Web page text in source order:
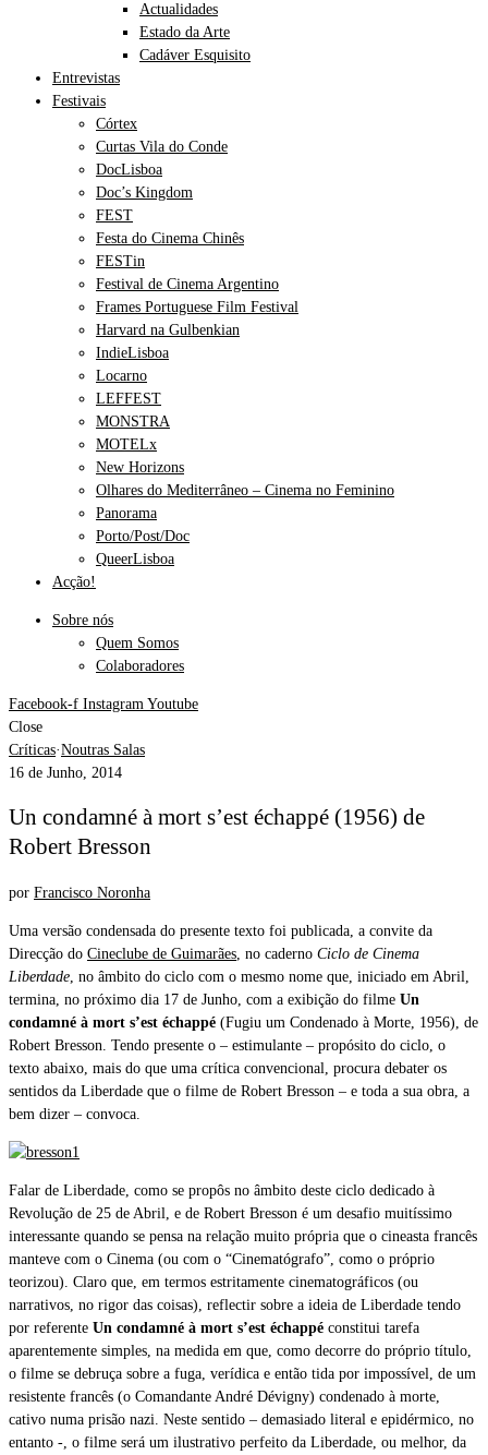
Actualidades
Estado da Arte
Cadáver Esquisito
Entrevistas
Festivais
Córtex
Curtas Vila do Conde
DocLisboa
Doc’s Kingdom
FEST
Festa do Cinema Chinês
FESTin
Festival de Cinema Argentino
Frames Portuguese Film Festival
Harvard na Gulbenkian
IndieLisboa
Locarno
LEFFEST
MONSTRA
MOTELx
New Horizons
Olhares do Mediterrâneo – Cinema no Feminino
Panorama
Porto/Post/Doc
QueerLisboa
Acção!
Sobre nós
Quem Somos
Colaboradores
Facebook-f Instagram Youtube
Close
Críticas·Noutras Salas
16 de Junho, 2014
Un condamné à mort s’est échappé (1956) de
Robert Bresson
por Francisco Noronha
Uma versão condensada do presente texto foi publicada, a convite da
Direcção do Cineclube de Guimarães , no caderno Ciclo de Cinema
Liberdade , no âmbito do ciclo com o mesmo nome que, iniciado em Abril,
termina, no próximo dia 17 de Junho, com a exibição do filme Un
condamné à mort s’est échappé (Fugiu um Condenado à Morte, 1956), de
Robert Bresson. Tendo presente o – estimulante – propósito do ciclo, o
texto abaixo, mais do que uma crítica convencional, procura debater os
sentidos da Liberdade que o filme de Robert Bresson – e toda a sua obra, a
bem dizer – convoca.
Falar de Liberdade, como se propôs no âmbito deste ciclo dedicado à
Revolução de 25 de Abril, e de Robert Bresson é um desafio muitíssimo
interessante quando se pensa na relação muito própria que o cineasta francês
manteve com o Cinema (ou com o “Cinematógrafo”, como o próprio
teorizou). Claro que, em termos estritamente cinematográficos (ou
narrativos, no rigor das coisas), reflectir sobre a ideia de Liberdade tendo
por referente Un condamné à mort s’est échappé constitui tarefa
aparentemente simples, na medida em que, como decorre do próprio título,
o filme se debruça sobre a fuga, verídica e então tida por impossível, de um
resistente francês (o Comandante André Dévigny) condenado à morte,
cativo numa prisão nazi. Neste sentido – demasiado literal e epidérmico, no
entanto -, o filme será um ilustrativo perfeito da Liberdade, ou melhor, da